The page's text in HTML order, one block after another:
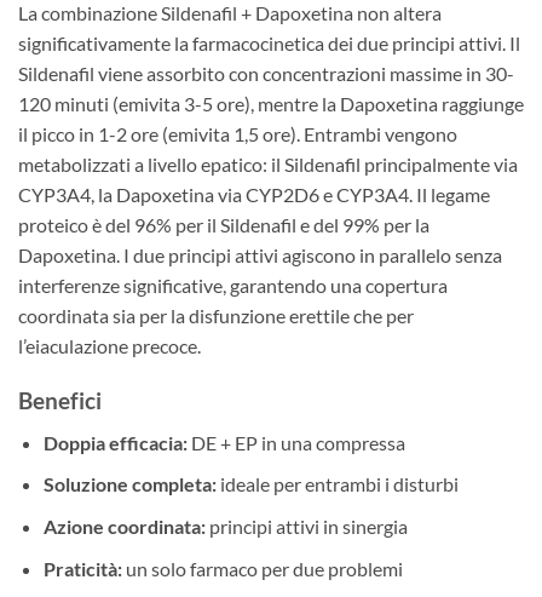
La combinazione Sildenafil + Dapoxetina non altera
significativamente la farmacocinetica dei due principi attivi. Il
Sildenafil viene assorbito con concentrazioni massime in 30-
120 minuti (emivita 3-5 ore), mentre la Dapoxetina raggiunge
il picco in 1-2 ore (emivita 1,5 ore). Entrambi vengono
metabolizzati a livello epatico: il Sildenafil principalmente via
CYP3A4, la Dapoxetina via CYP2D6 e CYP3A4. Il legame
proteico è del 96% per il Sildenafil e del 99% per la
Dapoxetina. I due principi attivi agiscono in parallelo senza
interferenze significative, garantendo una copertura
coordinata sia per la disfunzione erettile che per
l’eiaculazione precoce.
Benefici
Doppia efficacia:DE + EP in una compressa
Soluzione completa:ideale per entrambi i disturbi
Azione coordinata:principi attivi in sinergia
Praticità:un solo farmaco per due problemi